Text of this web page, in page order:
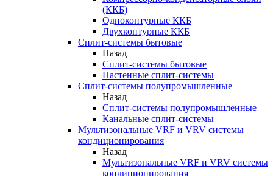
(ККБ)
Одноконтурные ККБ
Двухконтурные ККБ
Сплит-системы бытовые
Назад
Сплит-системы бытовые
Настенные сплит-системы
Сплит-системы полупромышленные
Назад
Сплит-системы полупромышленные
Канальные сплит-системы
Мультизональные VRF и VRV системы
кондиционирования
Назад
Мультизональные VRF и VRV системы
кондиционирования